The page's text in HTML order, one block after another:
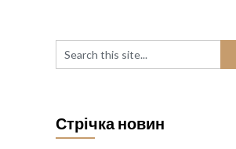
Стрічка новин